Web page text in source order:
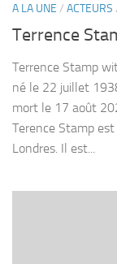
A LA UNE / ACTEURS
Terrence
Terrence Stamp
né le 22 juillet
mort le 17 août
Terence Stamp
Londres. Il est...